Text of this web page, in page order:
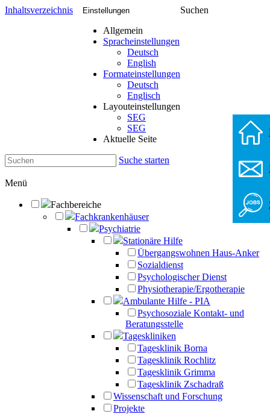
Inhaltsverzeichnis Einstellungen
Allgemein
Spracheinstellungen
Deutsch
English
Formateinstellungen
Deutsch
Englisch
Layouteinstellungen
SEG
SEG
Aktuelle Seite
Suchen
Suche starten
Menü
Fachbereiche
Fachkrankenhäuser
Psychiatrie
Stationäre Hilfe
Übergangswohnen Haus-Anker
Sozialdienst
Psychologischer Dienst
Physiotherapie/Ergotherapie
Ambulante Hilfe - PIA
Psychosoziale Kontakt- und
Beratungsstelle
Tageskliniken
Tagesklinik Borna
Tagesklinik Rochlitz
Tagesklinik Grimma
Tagesklinik Zschadraß
Wissenschaft und Forschung
Projekte